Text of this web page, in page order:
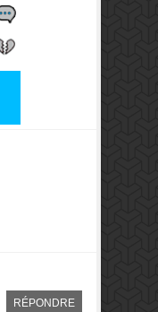
RÉPONDRE